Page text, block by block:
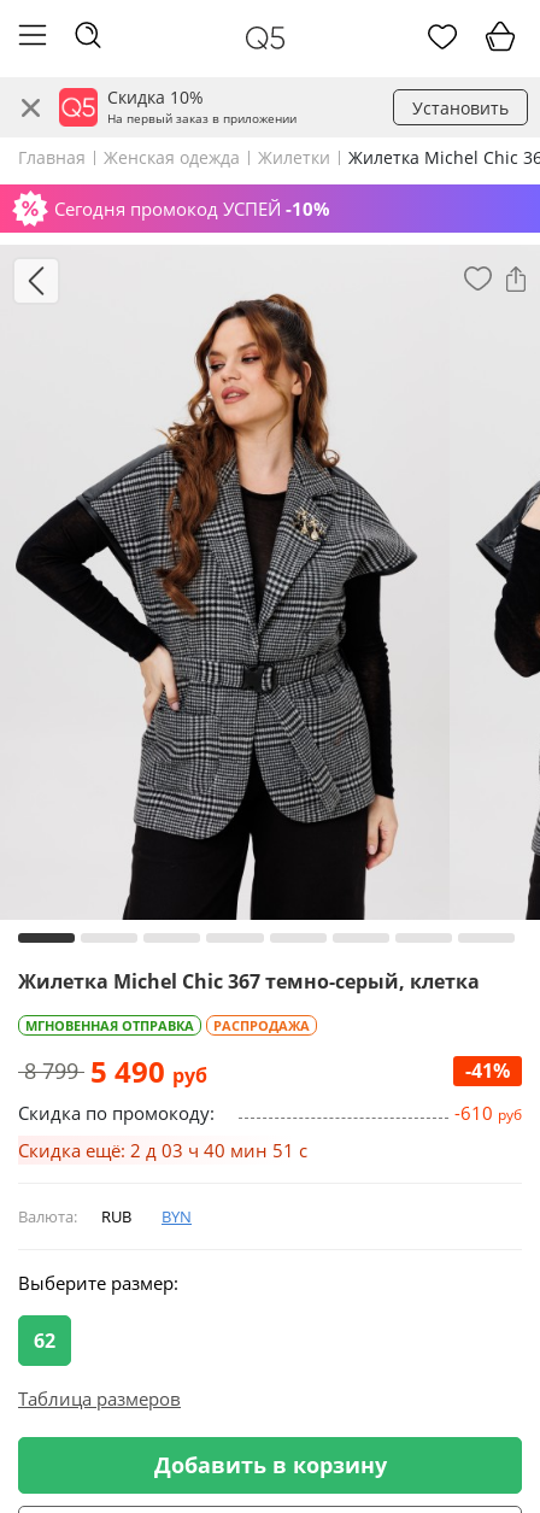
Скидка 10%
На первый заказ в приложении Установить
Главная Женская одежда Жилетки Жилетка Michel Chic
Сегодня промокод УСПЕЙ -10%
Жилетка Michel Chic 367 темно-серый, клетка
МГНОВЕННАЯ ОТПРАВКА РАСПРОДАЖА
8 799 5 490 руб -41%
Скидка по промокоду: -610 руб
Скидка ещё: 2 д 03 ч 40 мин 51 с
Валюта: RUB BYN
Выберите размер:
62
Таблица размеров
Добавить в корзину